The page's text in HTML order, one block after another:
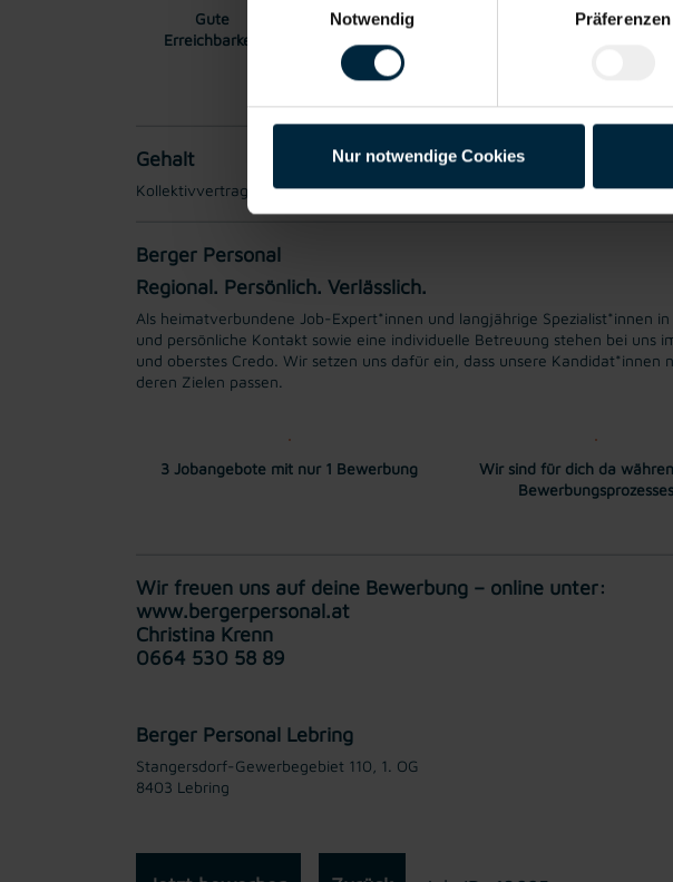
Notwendig
Präferenzen
Nur notwendige Cookies
Gute
Erreichbarkeit
Gratis Parkplatz
Gehalt
Kollektivvertraglicher Mindestlohn EUR 17,66 brutto pro Stunde.
Berger Personal
Regional. Persönlich. Verlässlich.
Als heimatverbundene Job-Expert*innen und langjährige Spezialist*innen
und persönliche Kontakt sowie eine individuelle Betreuung stehen bei uns
und oberstes Credo. Wir setzen uns dafür ein, dass unsere
deren Zielen passen.
3 Jobangebote mit nur 1 Bewerbung
Wir sind für dich da
Bewerbungsprozesses
Wir freuen uns auf deine Bewerbung – online unter:
www.bergerpersonal.at
Christina Krenn
0664 530 58 89
Berger Personal Lebring
Stangersdorf-Gewerbegebiet 110, 1. OG
8403 Lebring